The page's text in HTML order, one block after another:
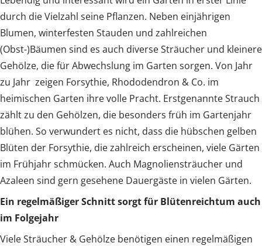
durch die Vielzahl seine Pflanzen. Neben einjährigen
Blumen, winterfesten Stauden und zahlreichen
(Obst-)Bäumen sind es auch diverse Sträucher und kleinere
Gehölze, die für Abwechslung im Garten sorgen. Von Jahr
zu Jahr zeigen Forsythie, Rhododendron & Co. im
heimischen Garten ihre volle Pracht. Erstgenannte Strauch
zählt zu den Gehölzen, die besonders früh im Gartenjahr
blühen. So verwundert es nicht, dass die hübschen gelben
Blüten der Forsythie, die zahlreich erscheinen, viele Gärten
im Frühjahr schmücken. Auch Magnoliensträucher und
Azaleen sind gern gesehene Dauergäste in vielen Gärten.
Ein regelmäßiger Schnitt sorgt für Blütenreichtum auch
im Folgejahr
Viele Sträucher & Gehölze benötigen einen regelmäßigen